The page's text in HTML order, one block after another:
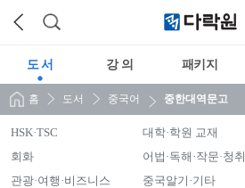
도 서 강 의 패키지
홈 도서 중국어 중한대역문고
HSK·TSC 대학·학원 교재
회화
어법·독해·작문·청취
관광·여행·비즈니스
중국알기·기타